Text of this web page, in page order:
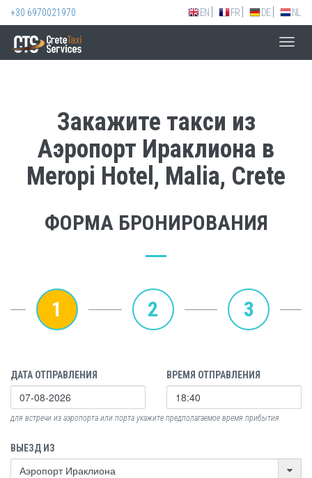
+30 6970021970 EN FR DE NL
Закажите такси из
Аэропорт Ираклиона в
Meropi Hotel, Malia, Crete
ФОРМА БРОНИРОВАНИЯ
1 2 3
ДАТА ОТПРАВЛЕНИЯ ВРЕМЯ ОТПРАВЛЕНИЯ
для встречи из аэропорта или порта укажите предполагаемое время прибытия
ВЫЕЗД ИЗ